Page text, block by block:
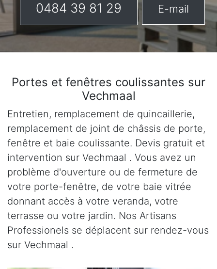
0484 39 81 29 E-mail
Portes et fenêtres coulissantes sur
Vechmaal
Entretien, remplacement de quincaillerie,
remplacement de joint de châssis de porte,
fenêtre et baie coulissante. Devis gratuit et
intervention sur Vechmaal . Vous avez un
problème d'ouverture ou de fermeture de
votre porte-fenêtre, de votre baie vitrée
donnant accès à votre veranda, votre
terrasse ou votre jardin. Nos Artisans
Professionels se déplacent sur rendez-vous
sur Vechmaal .